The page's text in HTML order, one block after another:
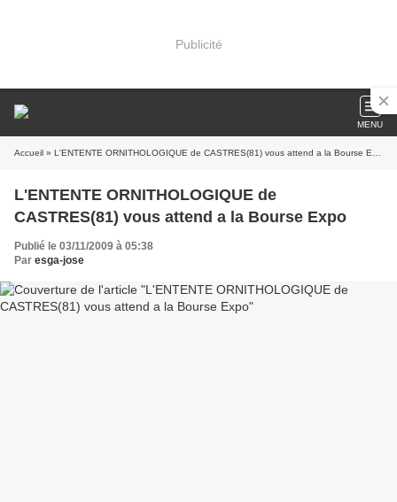
Publicité
MENU
Accueil » L'ENTENTE ORNITHOLOGIQUE de CASTRES(81) vous attend a la Bourse Expo
L'ENTENTE ORNITHOLOGIQUE de
CASTRES(81) vous attend a la Bourse Expo
Publié le 03/11/2009 à 05:38
Par esga-jose